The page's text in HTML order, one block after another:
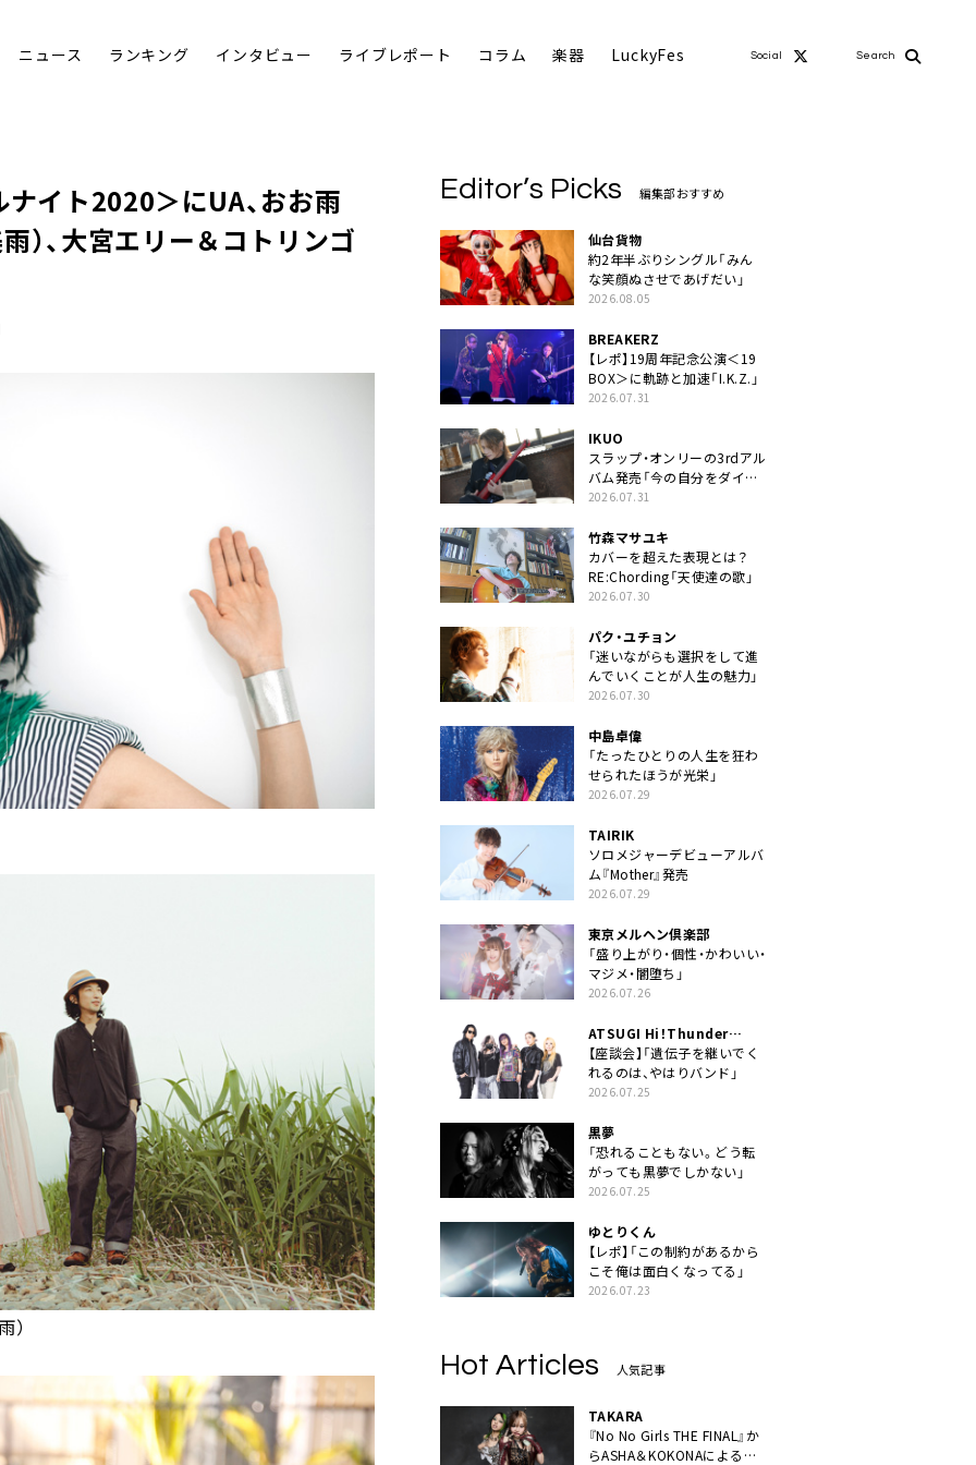
ニュース ランキング インタビュー ライブレポート コラム 楽器 LuckyFes Social Search
イト2020＞にUA、おお雨
）、大宮エリー＆コトリンゴ
Editor’s Picks 編集部おすすめ
仙台貨物
約2年半ぶりシングル「みん
な笑顔ぬさせであげだい」
2026.08.05
BREAKERZ
【レポ】19周年記念公演＜19
BOX＞に軌跡と加速「I.K.Z.」
2026.07.31
IKUO
スラップ・オンリーの3rdアル
バム発売「今の自分をダイレ
クトに」
2026.07.31
竹森マサユキ
カバーを超えた表現とは？
RE:Chording「天使達の歌」
2026.07.30
パク・ユチョン
「迷いながらも選択をして進
んでいくことが人生の魅力」
2026.07.30
中島卓偉
「たったひとりの人生を狂わ
せられたほうが光栄」
2026.07.29
TAIRIK
ソロメジャーデビューアルバ
ム『Mother』発売
2026.07.29
東京メルヘン倶楽部
「盛り上がり・個性・かわいい・
マジメ・闇堕ち」
2026.07.26
ATSUGI Hi！Thunder
Rock Festival
【座談会】「遺伝子を継いでく
れるのは、やはりバンド」
2026.07.25
黒夢
「恐れることもない。どう転
がっても黒夢でしかない」
2026.07.25
ゆとりくん
【レポ】「この制約があるから
こそ俺は面白くなってる」
2026.07.23
Hot Articles 人気記事
TAKARA
『No No Girls THE FINAL』か
らASHA＆KOKONAによるユ